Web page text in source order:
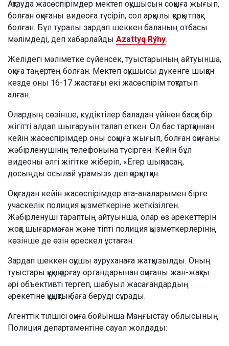
Ақтауда жасөспірімдер мектеп оқушысын соққыға жығып,
болған оқиғаны видеоға түсіріп, сол арқылы қорқытпақ
болған. Бұл туралы зардап шеккен баланың отбасы
мәлімдеді, деп хабарлайды Azattyq Rýhy.
Желідегі мәліметке сүйенсек, туыстарының айтуынша,
оқиға таңертең болған. Мектеп оқушысы дүкенге шыққан
кезде оны 16-17 жастағы екі жасөспірім тоқтатып
алған.
Олардың сөзінше, күдіктілер баладан үйінен басқа бір
жігітті алдап шығаруын талап еткен. Ол бас тартқаннан
кейін жасөспірімдер оны соққыға жығып, болған оқиғаны
жәбірленушінің телефонына түсірген. Кейін бұл
видеоны әлгі жігітке жіберіп, «Егер шықпасаң,
досыңды осылай ұрамыз» деп қорқытқан.
Оқиғадан кейін жасөспірімдер ата-аналарымен бірге
учаскелік полиция қызметкеріне жеткізілген.
Жәбірленуші тараптың айтуынша, олар өз әрекеттерін
жоққа шығармаған және тіпті полиция қызметкерлерінің
көзінше де өзін өрескел ұстаған.
Зардап шеккен оқушы ауруханаға жатқызылды. Оның
туыстары құқық қорғау органдарынан оқиғаны жан-жақты
әрі объективті тергеп, шабуыл жасағандардың
әрекетіне құқықтық баға беруді сұрады.
Агенттік тілшісі оқиға бойынша Маңғыстау облысының
Полиция департаментіне сауал жолдады: